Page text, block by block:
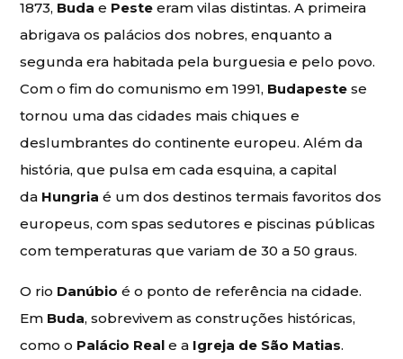
1873, Buda e Peste eram vilas distintas. A primeira
abrigava os palácios dos nobres, enquanto a
segunda era habitada pela burguesia e pelo povo.
Com o fim do comunismo em 1991, Budapeste se
tornou uma das cidades mais chiques e
deslumbrantes do continente europeu. Além da
história, que pulsa em cada esquina, a capital
da Hungria é um dos destinos termais favoritos dos
europeus, com spas sedutores e piscinas públicas
com temperaturas que variam de 30 a 50 graus.
O rio Danúbio é o ponto de referência na cidade.
Em Buda, sobrevivem as construções históricas,
como o Palácio Real e a Igreja de São Matias.